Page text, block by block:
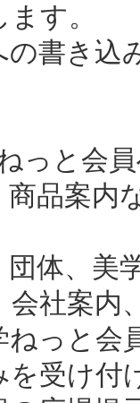
す。
の書き込
っと会
商品案内
団体、美
会社案内
ねっと会
を受け付